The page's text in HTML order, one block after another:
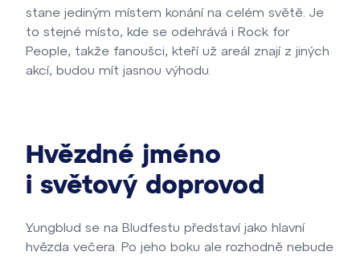
stane jediným místem konání na celém světě . Je
to stejné místo, kde se odehrává i Rock for
People, takže fanoušci, kteří už areál znají z jiných
akcí, budou mít jasnou výhodu.
Hvězdné jméno
i světový doprovod
Yungblud se na Bludfestu představí jako hlavní
hvězda večera. Po jeho boku ale rozhodně nebude